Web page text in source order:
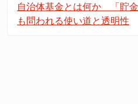
自治体基金とは何か 「貯
も問われる使い道と透明性